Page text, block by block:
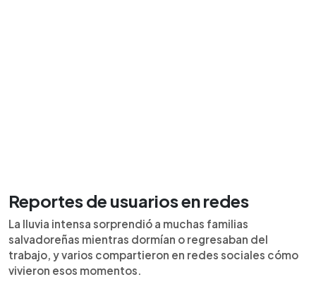
Reportes de usuarios en redes
La lluvia intensa sorprendió a muchas familias
salvadoreñas mientras dormían o regresaban del
trabajo, y varios compartieron en redes sociales cómo
vivieron esos momentos.